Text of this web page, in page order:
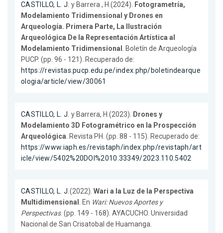
CASTILLO, L. J. y Barrera , H.(2024). Fotogrametría,
Modelamiento Tridimensional y Drones en
Arqueología. Primera Parte, La Ilustración
Arqueológica De la Representación Artística al
Modelamiento Tridimensional . Boletín de Arqueología
PUCP. (pp. 96 - 121). Recuperado de:
https://revistas.pucp.edu.pe/index.php/boletindearque
ologia/article/view/30061
CASTILLO, L. J. y Barrera, H.(2023). Drones y
Modelamiento 3D Fotogramétrico en la Prospección
Arqueológica. Revista PH. (pp. 88 - 115). Recuperado de:
https://www.iaph.es/revistaph/index.php/revistaph/art
icle/view/5402%20DOI%2010.33349/2023.110.5402
CASTILLO, L. J.(2022). Wari a la Luz de la Perspectiva
Multidimensional . En Wari: Nuevos Aportes y
Perspectivas. (pp. 149 - 168). AYACUCHO. Universidad
Nacional de San Crisatobal de Huamanga.